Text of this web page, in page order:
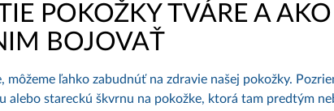
POKOŽKY TVÁRE A AKO
BOJOVAŤ
ľahko zabudnúť na zdravie našej pokožky.
alebo stareckú škvrnu na pokožke, ktorá tam predtým